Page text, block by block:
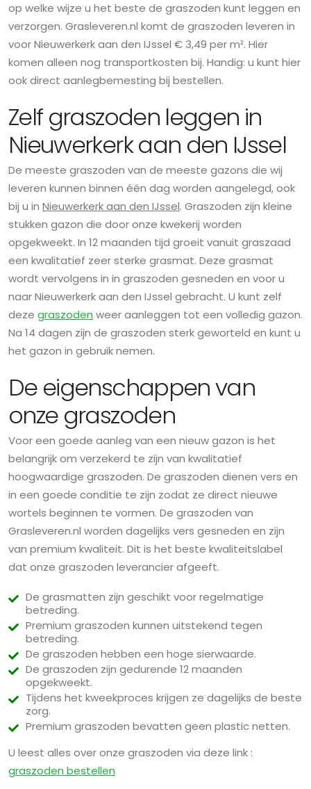
op welke wijze u het beste de graszoden kunt leggen en
verzorgen. Grasleveren.nl komt de graszoden leveren in
voor Nieuwerkerk aan den IJssel € 3,49 per m². Hier
komen alleen nog transportkosten bij. Handig: u kunt hier
ook direct aanlegbemesting bij bestellen.
Zelf graszoden leggen in
Nieuwerkerk aan den IJssel
De meeste graszoden van de meeste gazons die wij
leveren kunnen binnen één dag worden aangelegd, ook
bij u in Nieuwerkerk aan den IJssel. Graszoden zijn kleine
stukken gazon die door onze kwekerij worden
opgekweekt. In 12 maanden tijd groeit vanuit graszaad
een kwalitatief zeer sterke grasmat. Deze grasmat
wordt vervolgens in in graszoden gesneden en voor u
naar Nieuwerkerk aan den IJssel gebracht. U kunt zelf
deze graszoden weer aanleggen tot een volledig gazon.
Na 14 dagen zijn de graszoden sterk geworteld en kunt u
het gazon in gebruik nemen.
De eigenschappen van
onze graszoden
Voor een goede aanleg van een nieuw gazon is het
belangrijk om verzekerd te zijn van kwalitatief
hoogwaardige graszoden. De graszoden dienen vers en
in een goede conditie te zijn zodat ze direct nieuwe
wortels beginnen te vormen. De graszoden van
Grasleveren.nl worden dagelijks vers gesneden en zijn
van premium kwaliteit. Dit is het beste kwaliteitslabel
dat onze graszoden leverancier afgeeft.
De grasmatten zijn geschikt voor regelmatige
betreding.
Premium graszoden kunnen uitstekend tegen
betreding.
De graszoden hebben een hoge sierwaarde.
De graszoden zijn gedurende 12 maanden
opgekweekt.
Tijdens het kweekproces krijgen ze dagelijks de beste
zorg.
Premium graszoden bevatten geen plastic netten.
U leest alles over onze graszoden via deze link :
graszoden bestellen